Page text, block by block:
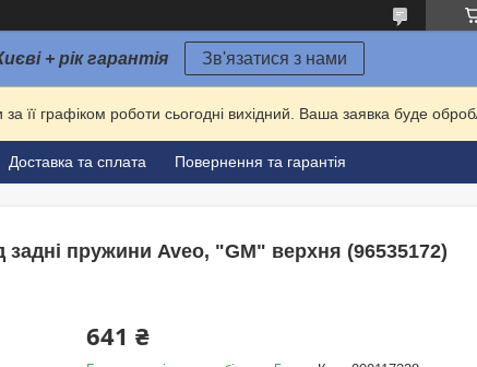
+ рік гарантія Зв'язатися з нами
її графіком роботи сьогодні вихідний. Ваша заявка буде
Доставка та сплата Повернення та гарантія
задні пружини Aveo, "GM" верхня (96535172)
641 ₴